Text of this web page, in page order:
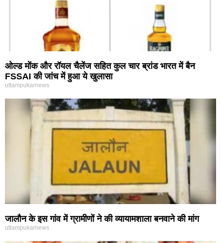
ओल्ड मोंक और रॉयल चैलेंज सहित कुल चार ब्रांड भारत में बैन
FSSAI की जांच में हुआ ये खुलासा
uttampukarnews
जालौन के इस गांव में ग्रामीणों ने की व्यायामशाला बनवाने की मांग
uttampukarnews